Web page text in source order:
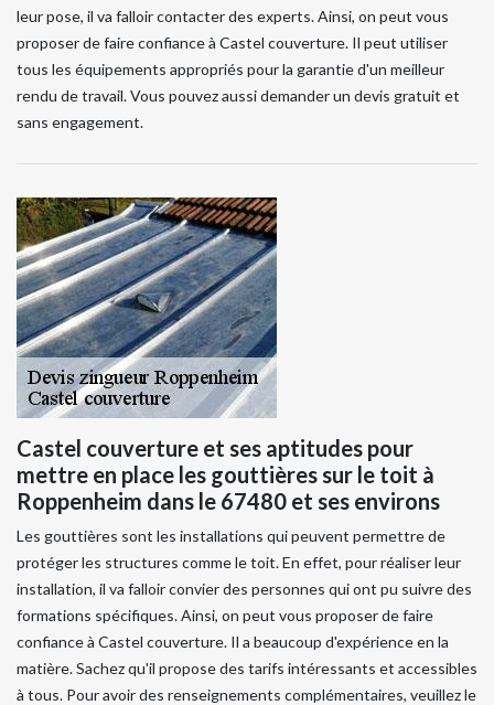
leur pose, il va falloir contacter des experts. Ainsi, on peut vous
proposer de faire confiance à Castel couverture. Il peut utiliser
tous les équipements appropriés pour la garantie d'un meilleur
rendu de travail. Vous pouvez aussi demander un devis gratuit et
sans engagement.
Castel couverture et ses aptitudes pour
mettre en place les gouttières sur le toit à
Roppenheim dans le 67480 et ses environs
Les gouttières sont les installations qui peuvent permettre de
protéger les structures comme le toit. En effet, pour réaliser leur
installation, il va falloir convier des personnes qui ont pu suivre des
formations spécifiques. Ainsi, on peut vous proposer de faire
confiance à Castel couverture. Il a beaucoup d'expérience en la
matière. Sachez qu'il propose des tarifs intéressants et accessibles
à tous. Pour avoir des renseignements complémentaires, veuillez le